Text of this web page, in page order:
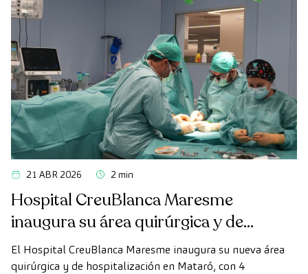
21 ABR 2026 2 min
Hospital CreuBlanca Maresme
inaugura su área quirúrgica y de
hospitalización
El Hospital CreuBlanca Maresme inaugura su nueva área
quirúrgica y de hospitalización en Mataró, con 4